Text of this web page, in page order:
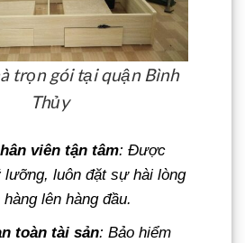
trọn gói tại quận Bình
Thủy
viên tận tâm: Được
lưỡng, luôn đặt sự hài lòng
lên hàng đầu.
toàn tài sản: Bảo hiểm